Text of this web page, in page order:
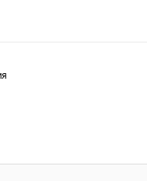
авторских прав